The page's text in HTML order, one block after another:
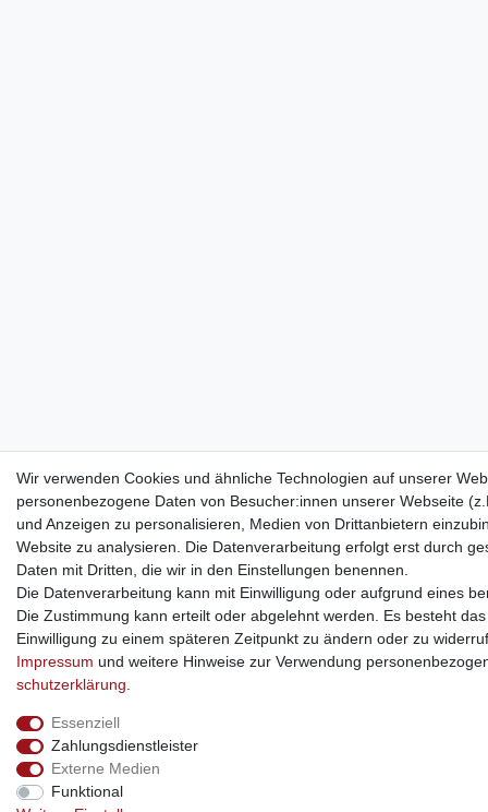
Wir verwenden Cookies und ähnliche Technologien auf unserer
personenbezogene Daten von Besucher:innen unserer Webseite
und Anzeigen zu personalisieren, Medien von Drittanbietern
Website zu analysieren. Die Datenverarbeitung erfolgt erst durch
Daten mit Dritten, die wir in den Einstellungen benennen.
Die Datenverarbeitung kann mit Einwilligung oder aufgrund eines
Die Zustimmung kann erteilt oder abgelehnt werden. Es besteht
Einwilligung zu einem späteren Zeitpunkt zu ändern oder zu
Impressum und weitere Hinweise zur Verwendung
schutz­erklärung
Essenziell
Zahlungsdienstleister
Externe Medien
Funktional